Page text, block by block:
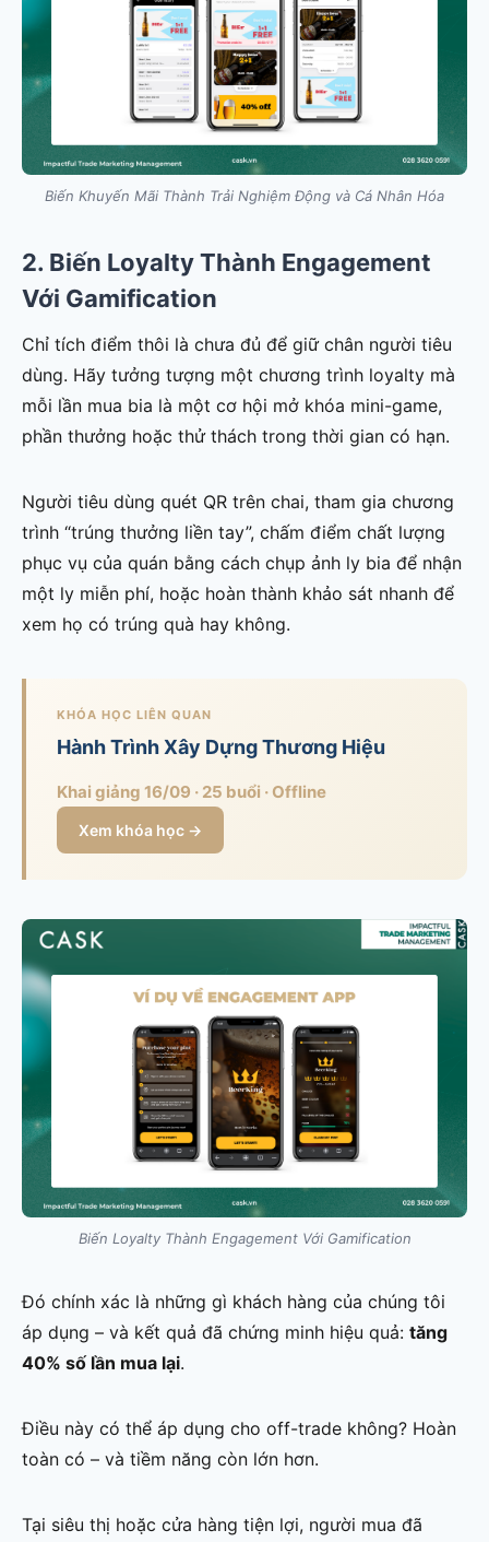
Biến Khuyến Mãi Thành Trải Nghiệm Động và Cá Nhân Hóa
2. Biến Loyalty Thành Engagement
Với Gamification
Chỉ tích điểm thôi là chưa đủ để giữ chân người tiêu
dùng. Hãy tưởng tượng một chương trình loyalty mà
mỗi lần mua bia là một cơ hội mở khóa mini-game,
phần thưởng hoặc thử thách trong thời gian có hạn.
Người tiêu dùng quét QR trên chai, tham gia chương
trình “trúng thưởng liền tay”, chấm điểm chất lượng
phục vụ của quán bằng cách chụp ảnh ly bia để nhận
một ly miễn phí, hoặc hoàn thành khảo sát nhanh để
xem họ có trúng quà hay không.
KHÓA HỌC LIÊN QUAN
Hành Trình Xây Dựng Thương Hiệu
Khai giảng 16/09 · 25 buổi · Offline
Xem khóa học →
Biến Loyalty Thành Engagement Với Gamification
Đó chính xác là những gì khách hàng của chúng tôi
áp dụng – và kết quả đã chứng minh hiệu quả: tăng
40% số lần mua lại.
Điều này có thể áp dụng cho off-trade không? Hoàn
toàn có – và tiềm năng còn lớn hơn.
Tại siêu thị hoặc cửa hàng tiện lợi, người mua đã